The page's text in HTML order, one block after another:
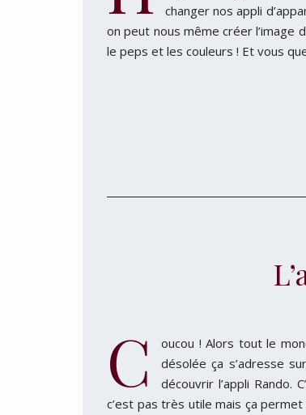
changer nos appli
on peut nous même créer l’image
le peps et les couleurs ! Et vous
C oucou ! Alors tout le
désolée ça s’adresse
découvrir l’appli
c’est pas très utile mais ça